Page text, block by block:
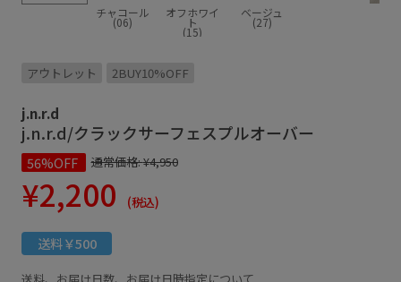
チャコール
(06)
オフホワイ
ト
(15)
ベージュ
(27)
アウトレット 2BUY10%OFF
j.n.r.d
j.n.r.d/クラックサーフェスプルオーバー
56%OFF 通常価格:¥4,950
¥2,200 (税込)
送料￥500
送料、お届け日数、お届け日時指定について